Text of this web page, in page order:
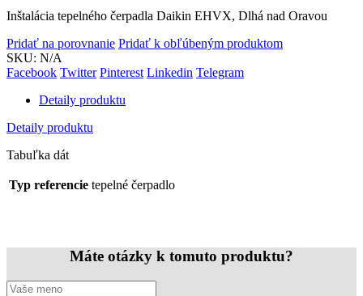
Inštalácia tepelného čerpadla Daikin EHVX, Dlhá nad Oravou
Pridať na porovnanie Pridať k obľúbeným produktom
SKU: N/A
Facebook Twitter Pinterest Linkedin Telegram
Detaily produktu
Detaily produktu
Tabuľka dát
Typ referencie tepelné čerpadlo
Máte otázky k tomuto produktu?